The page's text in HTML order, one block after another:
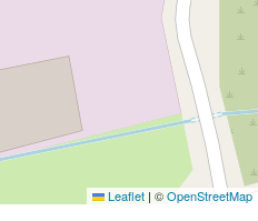
Leaflet | ©OpenStreetMap